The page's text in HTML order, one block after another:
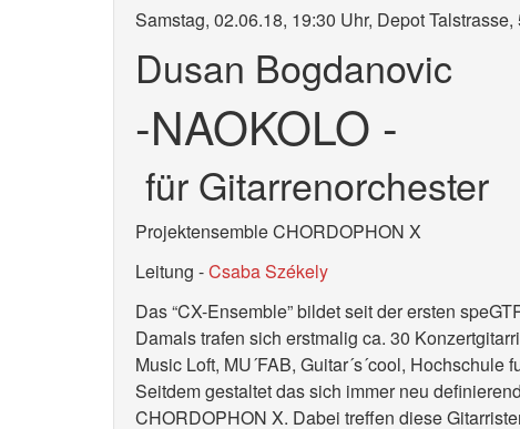
Samstag, 02.06.18, 19:30 Uhr, Depot
Dusan Bogdanovic
-NAOKOLO -
für Gitarrenorchester
Projektensemble CHORDOPHON X
Leitung -Csaba Székely
Das “CX-Ensemble” bildet seit der ersten
Damals trafen sich erstmalig ca. 30
Music Loft, MU´FAB, Guitar´s´cool,
Seitdem gestaltet das sich immer neu
CHORDOPHON X. Dabei treffen diese